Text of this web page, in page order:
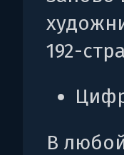
192-
В